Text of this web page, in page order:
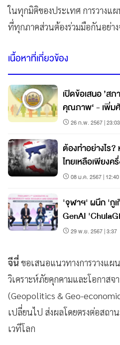
ในทุกมิติของประเทศ การวางแ
ที่ทุกภาคส่วนต้องร่วมมือกันอย่าง
เนื้อหาที่เกี่ยวข้อง
เปิดข้อเสนอ ’สภาพัฒน์‘
คุณภาพ‘ - เพิ่ม
อนาคต
26 ก.พ. 2567 | 23:03
ต้องทำอย่างไร?
ไทยเหลือเพียงค
08 ม.ค. 2567 | 12:40
'จุฬาฯ' ผนึก 'กูเ
GenAI
29 พ.ย. 2567 | 3:37
จีนี่ ขอเสนอแนวทางการวางแผ
วิเคราะห์ภัยคุกคามและโอกาสจ
(Geopolitics & Geo-
เปลี่ยนไป ส่งผลโดยตรงต่อสถ
เวทีโลก